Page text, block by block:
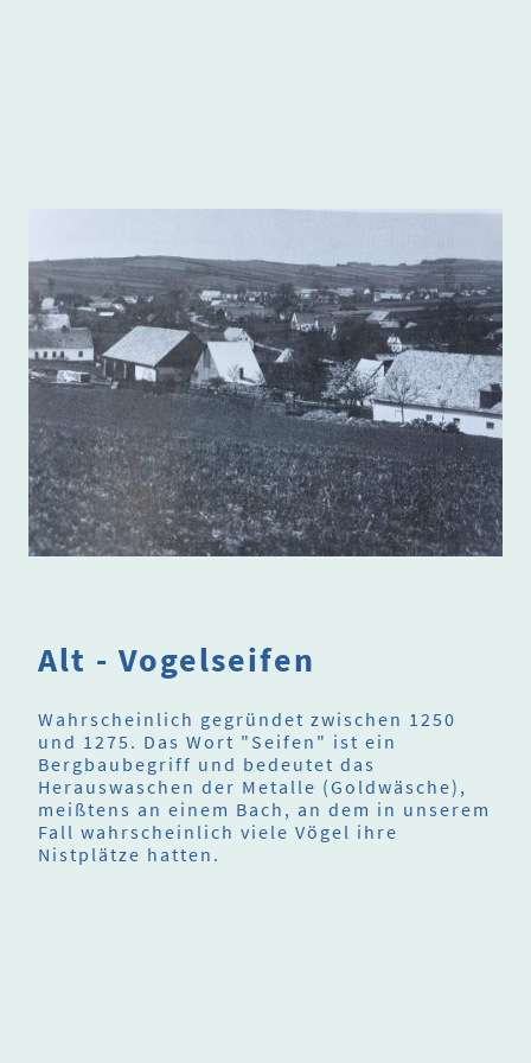
Alt - Vogelseifen
Wahrscheinlich gegründet zwischen 1250
und 1275. Das Wort "Seifen" ist ein
Bergbaubegriff und bedeutet das
Herauswaschen der Metalle (Goldwäsche),
meißtens an einem Bach, an dem in unserem
Fall wahrscheinlich viele Vögel ihre
Nistplätze hatten.